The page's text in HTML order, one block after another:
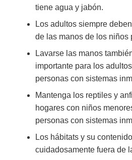
tiene agua y jabón.
Los adultos siempre
de las manos de los niños
Lavarse las manos
importante para los
personas con sistemas
Mantenga los reptiles y
hogares con niños
personas con sistemas
Los hábitats y su
cuidadosamente fuera de